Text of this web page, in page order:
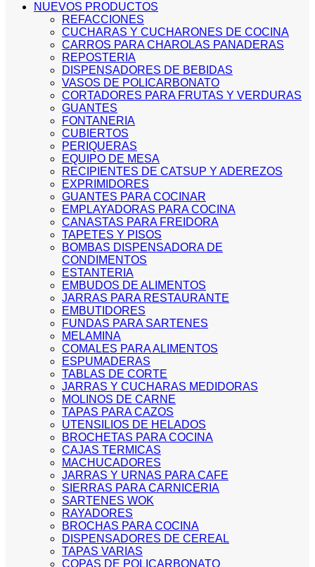
NUEVOS PRODUCTOS
REFACCIONES
CUCHARAS Y CUCHARONES DE COCINA
CARROS PARA CHAROLAS PANADERAS
REPOSTERIA
DISPENSADORES DE BEBIDAS
VASOS DE POLICARBONATO
CORTADORES PARA FRUTAS Y VERDURAS
GUANTES
FONTANERIA
CUBIERTOS
PERIQUERAS
EQUIPO DE MESA
RECIPIENTES DE CATSUP Y ADEREZOS
EXPRIMIDORES
GUANTES PARA COCINAR
EMPLAYADORAS PARA COCINA
CANASTAS PARA FREIDORA
TAPETES Y PISOS
BOMBAS DISPENSADORA DE
CONDIMENTOS
ESTANTERIA
EMBUDOS DE ALIMENTOS
JARRAS PARA RESTAURANTE
EMBUTIDORES
FUNDAS PARA SARTENES
MELAMINA
COMALES PARA ALIMENTOS
ESPUMADERAS
TABLAS DE CORTE
JARRAS Y CUCHARAS MEDIDORAS
MOLINOS DE CARNE
TAPAS PARA CAZOS
UTENSILIOS DE HELADOS
BROCHETAS PARA COCINA
CAJAS TERMICAS
MACHUCADORES
JARRAS Y URNAS PARA CAFE
SIERRAS PARA CARNICERIA
SARTENES WOK
RAYADORES
BROCHAS PARA COCINA
DISPENSADORES DE CEREAL
TAPAS VARIAS
COPAS DE POLICARBONATO